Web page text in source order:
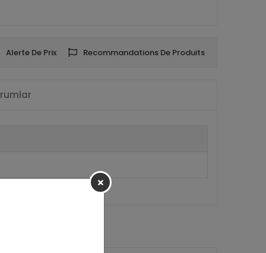
Alerte De Prix Recommandations De Produits